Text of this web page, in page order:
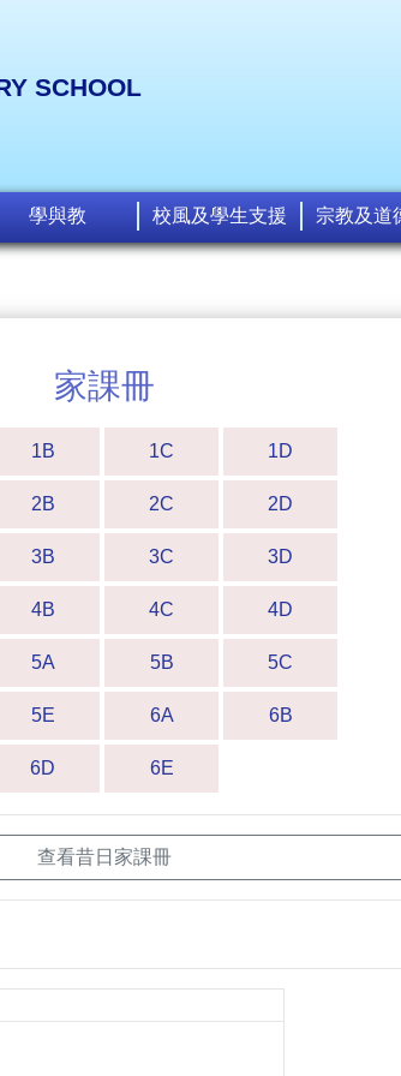
SCHOOL
學與教 校風及學生支援 宗教及道
家課冊
1B 1C 1D
2B 2C 2D
3B 3C 3D
4B 4C 4D
5A 5B 5C
5E 6A 6B
6D 6E
查看昔日家課冊